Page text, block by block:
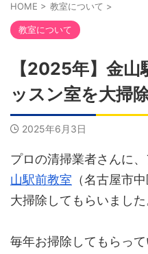
HOME > 教室について >
教室について
【2025年】金
ッスン室を大掃
2025年6月3日
プロの清掃業者さんに
山駅前教室 （名古屋市
大掃除してもらいました
毎年お掃除してもらっ